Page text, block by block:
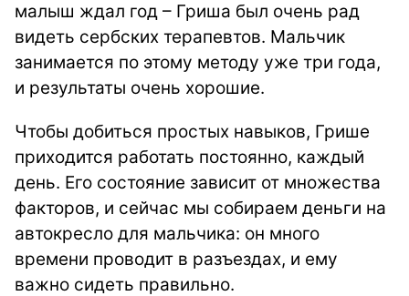
малыш ждал год – Гриша был очень рад
видеть сербских терапевтов. Мальчик
занимается по этому методу уже три года,
и результаты очень хорошие.
Чтобы добиться простых навыков, Грише
приходится работать постоянно, каждый
день. Его состояние зависит от множества
факторов, и сейчас мы собираем деньги на
автокресло для мальчика: он много
времени проводит в разъездах, и ему
важно сидеть правильно.